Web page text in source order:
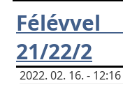
21/22/2
2022. 02. 16. -